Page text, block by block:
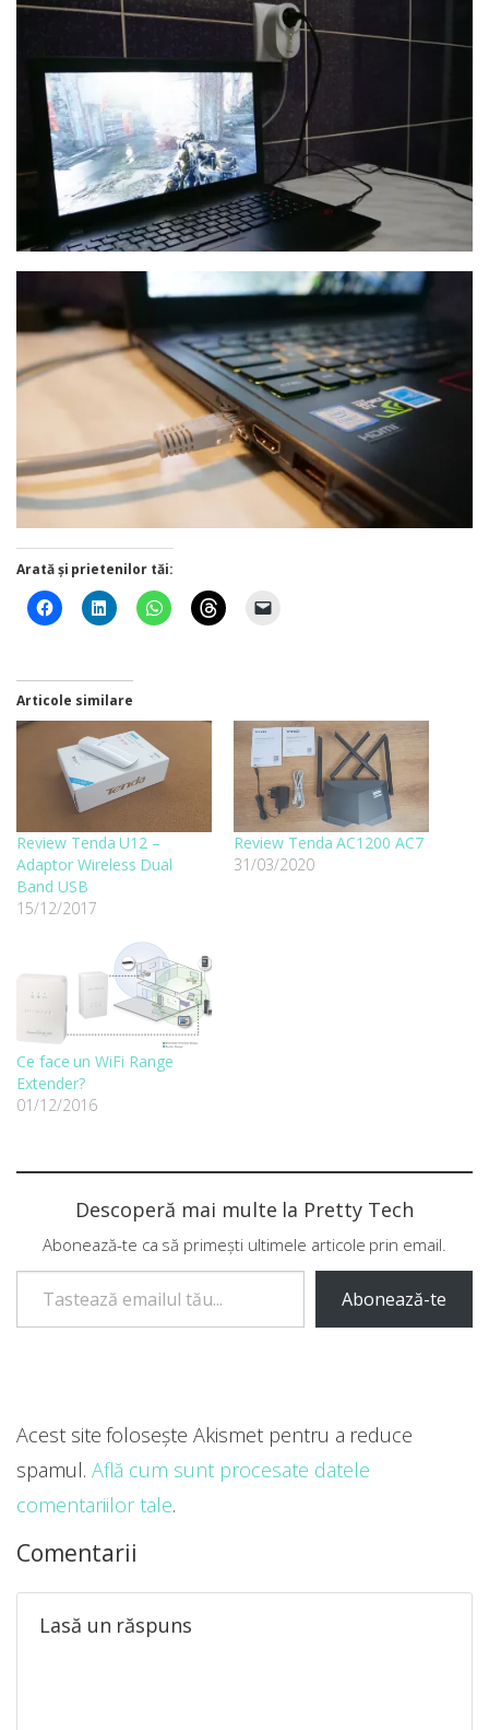
Arată și prietenilor tăi:
Articole similare
Review Tenda U12 –
Adaptor Wireless Dual
Band USB
15/12/2017
Review Tenda AC1200 AC7
31/03/2020
Ce face un WiFi Range
Extender?
01/12/2016
Descoperă mai multe la Pretty Tech
Abonează-te ca să primești ultimele articole prin email.
Tastează emailul tău...
Abonează-te
Comentarii
Lasă un răspuns
Acest site folosește Akismet pentru a reduce
spamul. Află cum sunt procesate datele
comentariilor tale.